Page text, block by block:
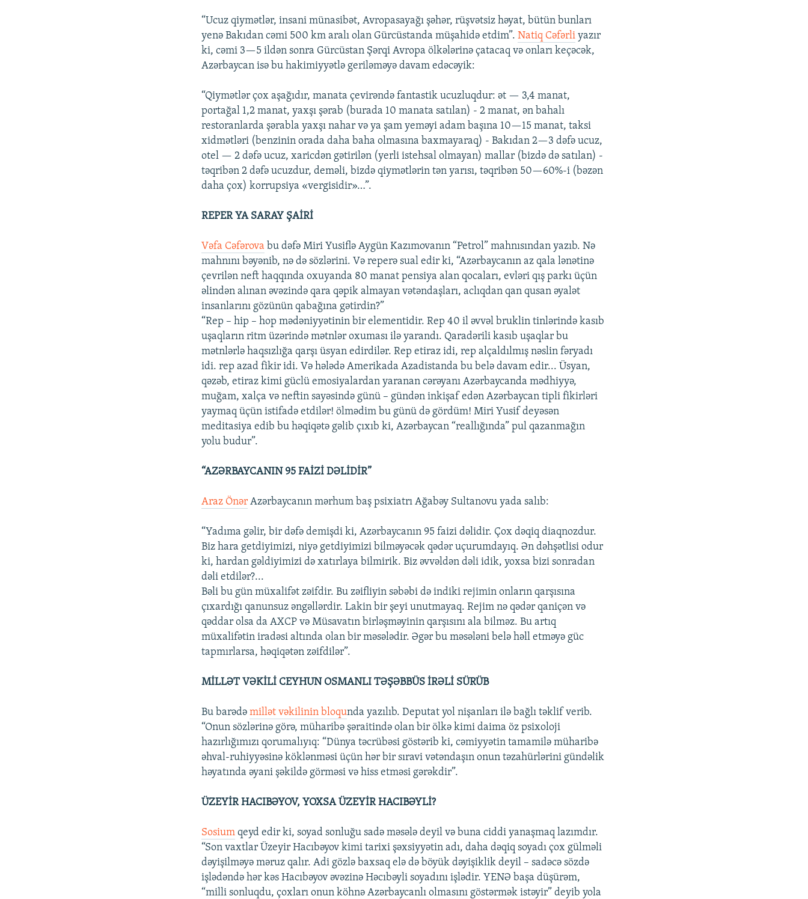
“Ucuz qiymətlər, insani münasibət, Avropasayağı şəhər, rüşvətsiz həyat, bütün bunları
yenə Bakıdan cəmi 500 km aralı olan Gürcüstanda müşahidə etdim”.Natiq Cəfərli yazır
ki, cəmi 3—5 ildən sonra Gürcüstan Şərqi Avropa ölkələrinə çatacaq və onları keçəcək,
Azərbaycan isə bu hakimiyyətlə geriləməyə davam edəcəyik:
“Qiymətlər çox aşağıdır, manata çevirəndə fantastik ucuzluqdur: ət — 3,4 manat,
portağal 1,2 manat, yaxşı şərab (burada 10 manata satılan) - 2 manat, ən bahalı
restoranlarda şərabla yaxşı nahar və ya şam yeməyi adam başına 10—15 manat, taksi
xidmətləri (benzinin orada daha baha olmasına baxmayaraq) - Bakıdan 2—3 dəfə ucuz,
otel — 2 dəfə ucuz, xaricdən gətirilən (yerli istehsal olmayan) mallar (bizdə də satılan) -
təqribən 2 dəfə ucuzdur, deməli, bizdə qiymətlərin tən yarısı, təqribən 50—60%-i (bəzən
daha çox) korrupsiya «vergisidir»…”.
REPER YA SARAY ŞAİRİ
Vəfa Cəfərova bu dəfə Miri Yusiflə Aygün Kazımovanın “Petrol” mahnısından yazıb. Nə
mahnını bəyənib, nə də sözlərini. Və reperə sual edir ki, “Azərbaycanın az qala lənətinə
çevrilən neft haqqında oxuyanda 80 manat pensiya alan qocaları, evləri qış parkı üçün
əlindən alınan əvəzində qara qəpik almayan vətəndaşları, aclıqdan qan qusan əyalət
insanlarını gözünün qabağına gətirdin?”
“Rep – hip – hop mədəniyyətinin bir elementidir. Rep 40 il əvvəl bruklin tinlərində kasıb
uşaqların ritm üzərində mətnlər oxuması ilə yarandı. Qaradərili kasıb uşaqlar bu
mətnlərlə haqsızlığa qarşı üsyan edirdilər. Rep etiraz idi, rep alçaldılmış nəslin fəryadı
idi. rep azad fikir idi. Və hələdə Amerikada Azadistanda bu belə davam edir... Üsyan,
qəzəb, etiraz kimi güclü emosiyalardan yaranan cərəyanı Azərbaycanda mədhiyyə,
muğam, xalça və neftin sayəsində günü – gündən inkişaf edən Azərbaycan tipli fikirləri
yaymaq üçün istifadə etdilər! ölmədim bu günü də gördüm! Miri Yusif deyəsən
meditasiya edib bu həqiqətə gəlib çıxıb ki, Azərbaycan “reallığında” pul qazanmağın
yolu budur”.
“AZƏRBAYCANIN 95 FAİZİ DƏLİDİR”
Araz Önər Azərbaycanın mərhum baş psixiatrı Ağabəy Sultanovu yada salıb:
“Yadıma gəlir, bir dəfə demişdi ki, Azərbaycanın 95 faizi dəlidir. Çox dəqiq diaqnozdur.
Biz hara getdiyimizi, niyə getdiyimizi bilməyəcək qədər uçurumdayıq. Ən dəhşətlisi odur
ki, hardan gəldiyimizi də xatırlaya bilmirik. Biz əvvəldən dəli idik, yoxsa bizi sonradan
dəli etdilər?...
Bəli bu gün müxalifət zəifdir. Bu zəifliyin səbəbi də indiki rejimin onların qarşısına
çıxardığı qanunsuz əngəllərdir. Lakin bir şeyi unutmayaq. Rejim nə qədər qaniçən və
qəddar olsa da AXCP və Müsavatın birləşməyinin qarşısını ala bilməz. Bu artıq
müxalifətin iradəsi altında olan bir məsələdir. Əgər bu məsələni belə həll etməyə güc
tapmırlarsa, həqiqətən zəifdilər”.
MİLLƏT VƏKİLİ CEYHUN OSMANLI TƏŞƏBBÜS İRƏLİ SÜRÜB
Bu barədəmillət vəkilinin bloqunda yazılıb. Deputat yol nişanları ilə bağlı təklif verib.
“Onun sözlərinə görə, müharibə şəraitində olan bir ölkə kimi daima öz psixoloji
hazırlığımızı qorumalıyıq: “Dünya təcrübəsi göstərib ki, cəmiyyətin tamamilə müharibə
əhval-ruhiyyəsinə köklənməsi üçün hər bir sıravi vətəndaşın onun təzahürlərini gündəlik
həyatında əyani şəkildə görməsi və hiss etməsi gərəkdir”.
ÜZEYİR HACIBƏYOV, YOXSA ÜZEYİR HACIBƏYLİ?
Sosium qeyd edir ki, soyad sonluğu sadə məsələ deyil və buna ciddi yanaşmaq lazımdır.
“Son vaxtlar Üzeyir Hacıbəyov kimi tarixi şəxsiyyətin adı, daha dəqiq soyadı çox gülməli
dəyişilməyə məruz qalır. Adi gözlə baxsaq elə də böyük dəyişiklik deyil – sadəcə sözdə
işlədəndə hər kəs Hacıbəyov əvəzinə Həcıbəyli soyadını işlədir. YENƏ başa düşürəm,
“milli sonluqdu, çoxları onun köhnə Azərbaycanlı olmasını göstərmək istəyir” deyib yola